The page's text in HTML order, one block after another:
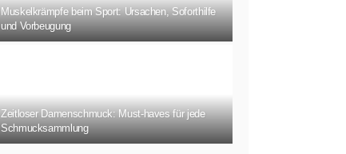
Muskelkrämpfe beim Sport: Ursachen, Soforthilfe
und Vorbeugung
Zeitloser Damenschmuck: Must-haves für jede
Schmucksammlung